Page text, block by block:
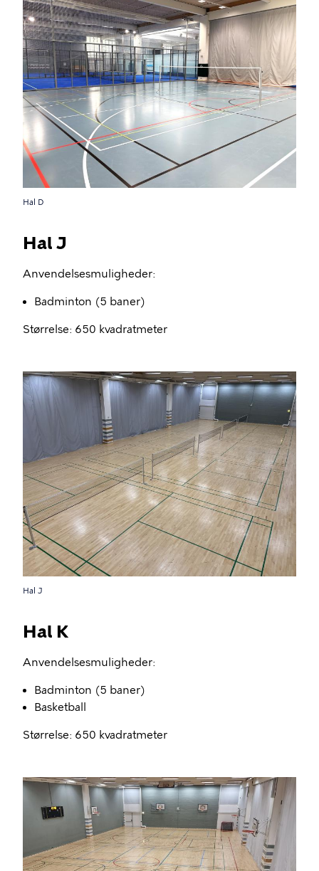
Hal D
Hal J
Anvendelsesmuligheder:
Badminton (5 baner)
Størrelse: 650 kvadratmeter
Hal J
Hal K
Anvendelsesmuligheder:
Badminton (5 baner)
Basketball
Størrelse: 650 kvadratmeter